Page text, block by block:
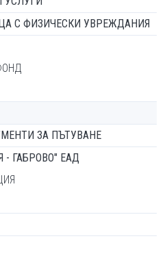
С ФИЗИЧЕСКИ УВРЕЖДАНИЯ
ЗА ПЪТУВАНЕ
ГАБРОВО" ЕАД